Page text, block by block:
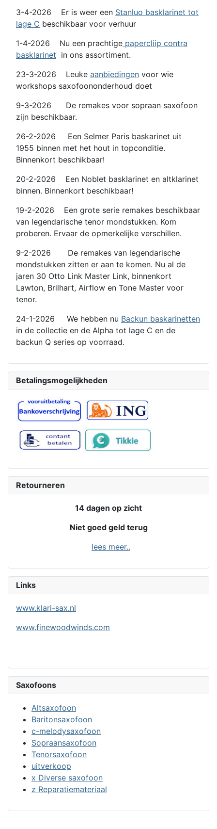
3-4-2026 Er is weer een Stanluo basklarinet tot
lage C beschikbaar voor verhuur
1-4-2026 Nu een prachtige papercliip contra
basklarinet in ons assortiment.
23-3-2026 Leuke aanbiedingen voor wie
workshops saxofoononderhoud doet
9-3-2026 De remakes voor sopraan saxofoon
zijn beschikbaar.
26-2-2026 Een Selmer Paris baskarinet uit
1955 binnen met het hout in topconditie.
Binnenkort beschikbaar!
20-2-2026 Een Noblet basklarinet en altklarinet
binnen. Binnenkort beschikbaar!
19-2-2026 Een grote serie remakes beschikbaar
van legendarische tenor mondstukken. Kom
proberen. Ervaar de opmerkelijke verschillen.
9-2-2026 De remakes van legendarische
mondstukken zitten er aan te komen. Nu al de
jaren 30 Otto Link Master Link, binnenkort
Lawton, Brilhart, Airflow en Tone Master voor
tenor.
24-1-2026 We hebben nu Backun baskarinetten
in de collectie en de Alpha tot lage C en de
backun Q series op voorraad.
Betalingsmogelijkheden
Retourneren
14 dagen op zicht
Niet goed geld terug
lees meer..
Links
www.klari-sax.nl
www.finewoodwinds.com
Saxofoons
Altsaxofoon
Baritonsaxofoon
c-melodysaxofoon
Sopraansaxofoon
Tenorsaxofoon
uitverkoop
x Diverse saxofoon
z Reparatiemateriaal